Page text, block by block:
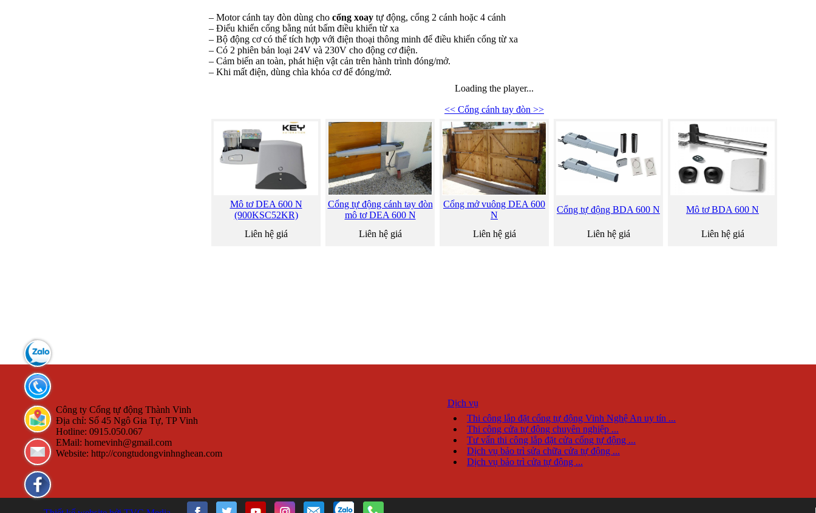
– Motor cánh tay đòn dùng cho cổng xoay tự động, cổng 2 cánh hoặc 4 cánh
– Điểu khiển cổng bằng nút bấm điều khiển từ xa
– Bộ động cơ có thể tích hợp với điện thoại thông minh để điều khiển cổng từ xa
– Có 2 phiên bản loại 24V và 230V cho động cơ điện.
– Cảm biến an toàn, phát hiện vật cản trên hành trình đóng/mở.
– Khi mất điện, dùng chìa khóa cơ để đóng/mở.
Loading the player...
<< Cổng cánh tay đòn >>
Mô tơ DEA 600 N
(900KSC52KR)
Liên hệ giá
Cổng tự động cánh tay đòn
mô tơ DEA 600 N
Liên hệ giá
Cổng mở vuông DEA 600
N
Liên hệ giá
Cổng tự động BDA 600 N
Liên hệ giá
Mô tơ BDA 600 N
Liên hệ giá
Công ty Cổng tự động Thành Vinh
Địa chỉ: Số 45 Ngô Gia Tự, TP Vinh
Hotline: 0915.050.067
EMail: homevinh@gmail.com
Website: http://congtudongvinhnghean.com
Dịch vụ
Thi công lắp đặt cổng tự động Vinh Nghệ An uy tín ...
Thi công cửa tự động chuyên nghiệp ...
Tư vấn thi công lắp đặt cửa cổng tự động ...
Dịch vụ bảo trì sửa chữa cửa tự động ...
Dịch vụ bảo trì cửa tự động ...
Zalo:
0915.050.067
Tel:
0915.050.067
Liên
hệ
TecVina
Facebook